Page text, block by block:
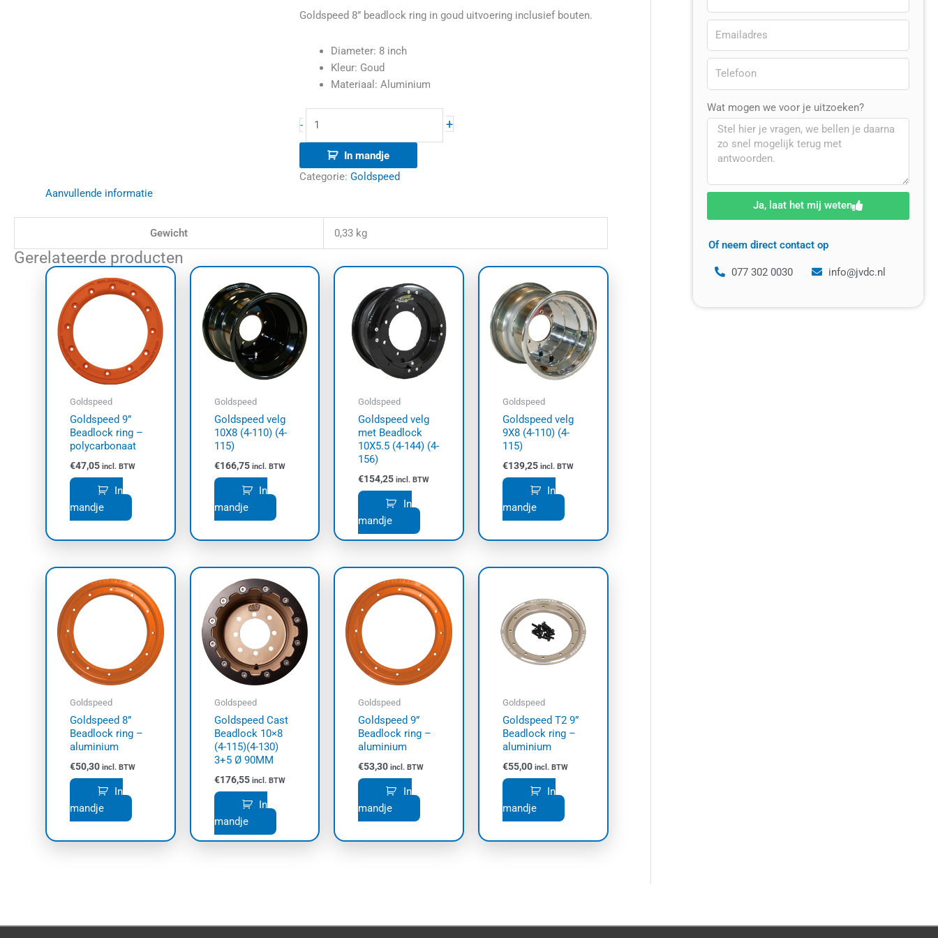
Goldspeed 8” beadlock ring in goud uitvoering inclusief bouten.
Diameter: 8 inch
Kleur: Goud
Materiaal: Aluminium
-
aantal
+
In mandje
Categorie: Goldspeed
Aanvullende informatie
Gewicht 0,33 kg
Gerelateerde producten
Goldspeed
Goldspeed 9”
Beadlock ring –
polycarbonaat
€47,05 incl. BTW
In
mandje
Goldspeed
Goldspeed velg
10X8 (4-110) (4-
115)
€166,75 incl. BTW
In
mandje
Goldspeed
Goldspeed velg
met Beadlock
10X5.5 (4-144) (4-
156)
€154,25 incl. BTW
In
mandje
Goldspeed
Goldspeed velg
9X8 (4-110) (4-
115)
€139,25 incl. BTW
In
mandje
Goldspeed
Goldspeed 8”
Beadlock ring –
aluminium
€50,30 incl. BTW
In
mandje
Goldspeed
Goldspeed Cast
Beadlock 10×8
(4-115)(4-130)
3+5 Ø 90MM
€176,55 incl. BTW
In
mandje
Goldspeed
Goldspeed 9”
Beadlock ring –
aluminium
€53,30 incl. BTW
In
mandje
Goldspeed
Goldspeed T2 9”
Beadlock ring –
aluminium
€55,00 incl. BTW
In
mandje
Wat mogen we voor je uitzoeken?
Ja, laat het mij weten
Of neem direct contact op
077 302 0030 info@jvdc.nl